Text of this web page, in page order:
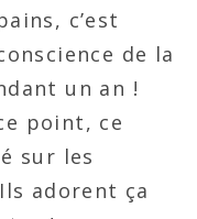
c’est
de la
un an !
point, ce
sur les
adorent ça